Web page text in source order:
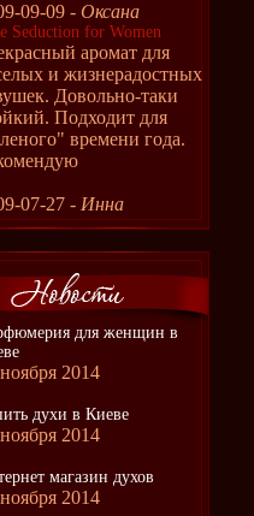
09-09 - Оксана
Seduction for Women
аромат для
и жизнерадостных
Довольно-таки
Подходит для
времени года.
07-27 - Инна
для женщин в
2014
духи в Киеве
2014
магазин духов
2014